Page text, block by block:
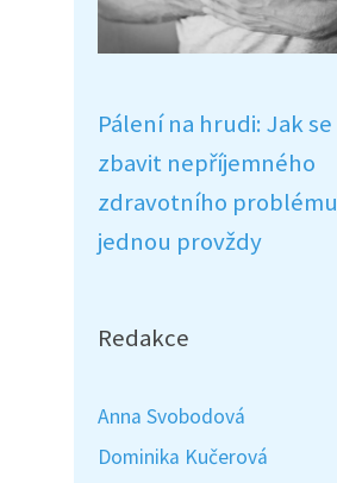
Pálení na hrudi: Jak se
zbavit nepříjemného
zdravotního problému
jednou provždy
Redakce
Anna Svobodová
Dominika Kučerová